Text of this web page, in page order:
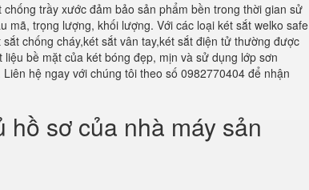
trầy xước đảm bảo sản phẩm bền trong thời gian sử
mã, trọng lượng, khối lượng. Với các loại két sắt welko safe
chống cháy,két sắt vân tay,két sắt điện tử thường được
bề mặt của két bóng đẹp, mịn và sử dụng lớp sơn
hệ ngay với chúng tôi theo số 0982770404 để nhận
hồ sơ của nhà máy sản